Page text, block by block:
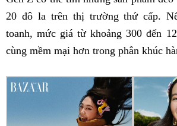
20 đô la trên thị trường thứ cấp.
toanh, mức giá từ khoảng 300 đến
cùng mềm mại hơn trong phân khúc